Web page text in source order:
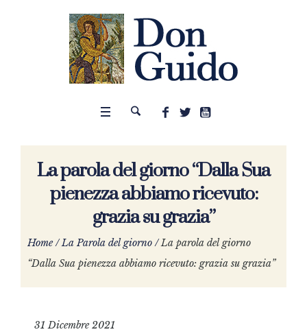
La parola del giorno “Dalla Sua
pienezza abbiamo ricevuto:
grazia su grazia”
Home /La Parola del giorno /La parola del giorno
“Dalla Sua pienezza abbiamo ricevuto: grazia su grazia”
31 Dicembre 2021